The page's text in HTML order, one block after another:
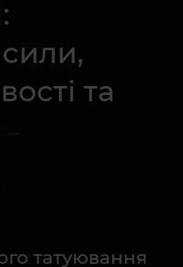
та
татуювання